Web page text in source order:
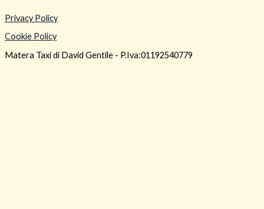
Privacy Policy
Cookie Policy
Matera Taxi di David Gentile - P.Iva:01192540779